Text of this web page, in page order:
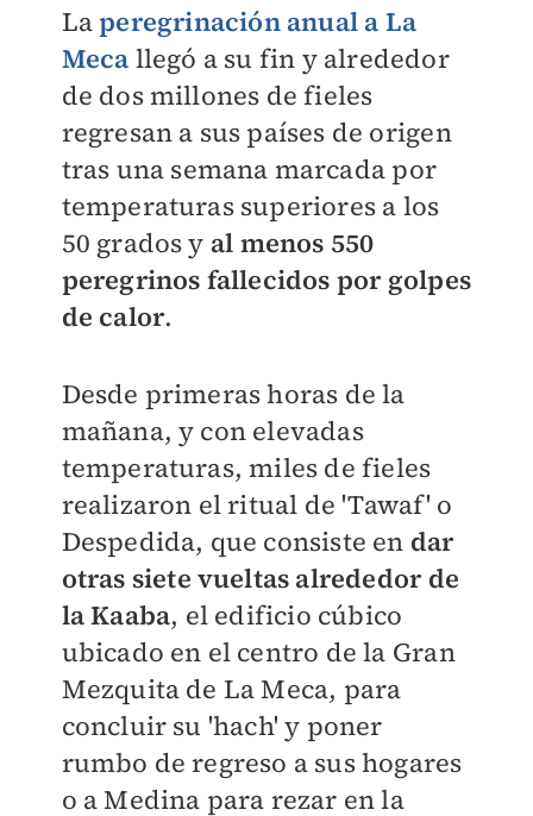
Laperegrinación anual a La
Meca llegó a su fin y alrededor
de dos millones de fieles
regresan a sus países de origen
tras una semana marcada por
temperaturas superiores a los
50 grados y al menos 550
peregrinos fallecidos por golpes
de calor.
Desde primeras horas de la
mañana, y con elevadas
temperaturas, miles de fieles
realizaron el ritual de 'Tawaf' o
Despedida, que consiste en dar
otras siete vueltas alrededor de
la Kaaba, el edificio cúbico
ubicado en el centro de la Gran
Mezquita de La Meca, para
concluir su 'hach' y poner
rumbo de regreso a sus hogares
o a Medina para rezar en la